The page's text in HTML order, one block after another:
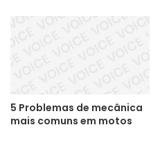
5 Problemas de mecânica
mais comuns em motos